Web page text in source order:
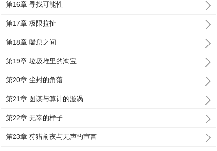
第16章 寻找可能性
第17章 极限拉扯
第18章 喘息之间
第19章 垃圾堆里的淘宝
第20章 尘封的角落
第21章 图谋与算计的漩涡
第22章 无辜的样子
第23章 狩猎前夜与无声的宣言